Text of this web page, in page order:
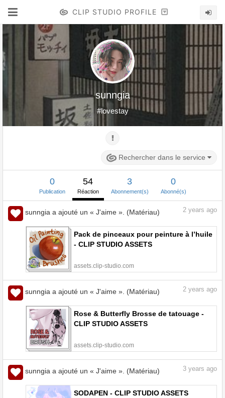
CLIP STUDIO PROFILE
sunngia
#lovestay
Rechercher dans le service
0
Publication
54
Réaction
3
Abonnement(s)
0
Abonné(s)
sunngia a ajouté un « J'aime ». (Matériau) 2 years ago
Pack de pinceaux pour peinture à l’huile
- CLIP STUDIO ASSETS
assets.clip-studio.com
sunngia a ajouté un « J'aime ». (Matériau) 2 years ago
Rose & Butterfly Brosse de tatouage -
CLIP STUDIO ASSETS
assets.clip-studio.com
sunngia a ajouté un « J'aime ». (Matériau) 3 years ago
SODAPEN - CLIP STUDIO ASSETS